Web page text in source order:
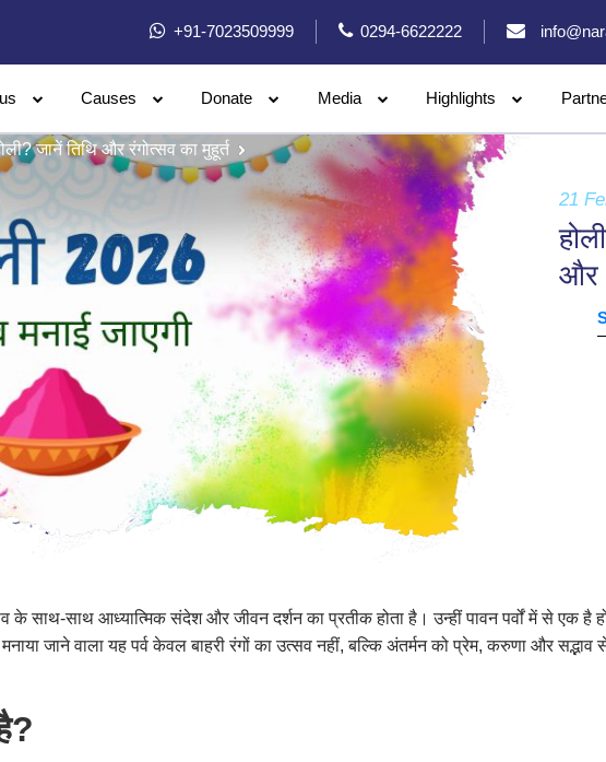
+91-7023509999 0294-6622222
Causes Donate Media Highlights
जानें तिथि और रंगोत्सव का मुहूर्त
21
और
के साथ-साथ आध्यात्मिक संदेश और जीवन दर्शन का प्रतीक होता है। उन्हीं पावन पर्वों में से एक है
जाने वाला यह पर्व केवल बाहरी रंगों का उत्सव नहीं, बल्कि अंतर्मन को प्रेम, करुणा और